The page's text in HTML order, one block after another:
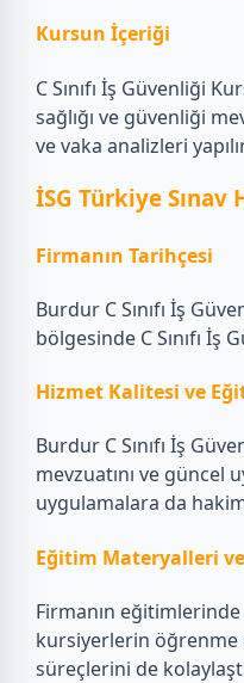
Kursun İçeriği
C Sınıfı İş Güvenliği
sağlığı ve güvenliği
ve vaka analizleri
İSG Türkiye Sınav
Firmanın Tarihçesi
Burdur C Sınıfı İş
bölgesinde C Sınıfı
Hizmet Kalitesi ve
Burdur C Sınıfı İş
mevzuatını ve
uygulamalara da
Eğitim Materyalleri
Firmanın
kursiyerlerin öğrenme
süreçlerini de